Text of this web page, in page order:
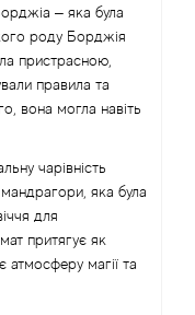
– яка була
роду Борджія
пристрасною,
правила та
вона могла навіть
чарівність
мандрагори, яка була
для
притягує як
атмосферу магії та